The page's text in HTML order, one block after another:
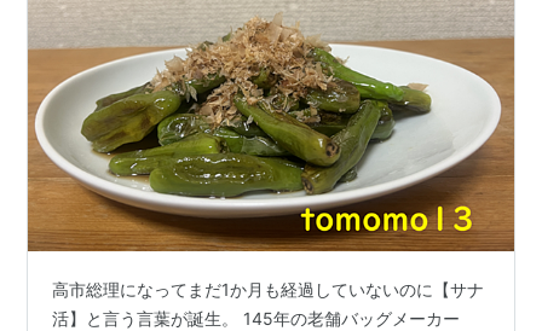
高市総理になってまだ1か月も経過していないのに【サナ
活】と言う言葉が誕生。 145年の老舗バッグメーカー